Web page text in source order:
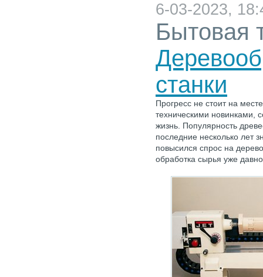
6-03-2023,
Бытовая
станки
Прогресс не стоит на
техническими новинками,
жизнь. Популярность
последние несколько лет
повысился спрос на
обработка сырья уже